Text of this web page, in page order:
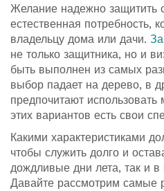
Желание надежно защитить
естественная потребность,
владельцу дома или дачи.
не только защитника, но и
быть выполнен из самых
выбор падает на дерево, в
предпочитают
этих вариантов есть свои
Какими характеристиками
чтобы служить долго и
дождливые дни лета, так и
Давайте рассмотрим самые